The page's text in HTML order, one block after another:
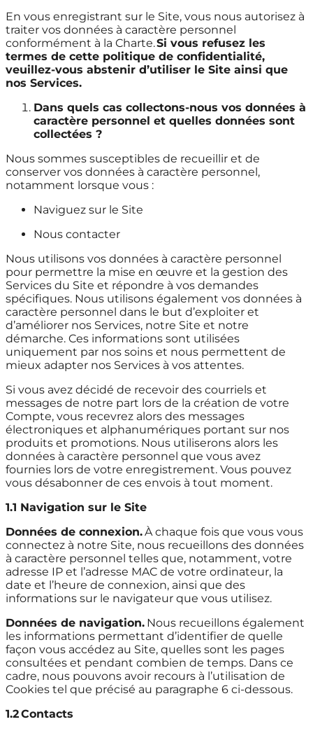
En vous enregistrant sur le Site, vous nous autorisez à
traiter vos données à caractère personnel
conformément à la Charte.Si vous refusez les
termes de cette politique de confidentialité,
veuillez-vous abstenir d’utiliser le Site ainsi que
nos Services.
Dans quels cas collectons-nous vos données à
caractère personnel et quelles données sont
collectées ?
Nous sommes susceptibles de recueillir et de
conserver vos données à caractère personnel,
notamment lorsque vous :
Naviguez sur le Site
Nous contacter
Nous utilisons vos données à caractère personnel
pour permettre la mise en œuvre et la gestion des
Services du Site et répondre à vos demandes
spécifiques. Nous utilisons également vos données à
caractère personnel dans le but d’exploiter et
d’améliorer nos Services, notre Site et notre
démarche. Ces informations sont utilisées
uniquement par nos soins et nous permettent de
mieux adapter nos Services à vos attentes.
Si vous avez décidé de recevoir des courriels et
messages de notre part lors de la création de votre
Compte, vous recevrez alors des messages
électroniques et alphanumériques portant sur nos
produits et promotions. Nous utiliserons alors les
données à caractère personnel que vous avez
fournies lors de votre enregistrement. Vous pouvez
vous désabonner de ces envois à tout moment.
1.1 Navigation sur le Site
Données de connexion.À chaque fois que vous vous
connectez à notre Site, nous recueillons des données
à caractère personnel telles que, notamment, votre
adresse IP et l’adresse MAC de votre ordinateur, la
date et l’heure de connexion, ainsi que des
informations sur le navigateur que vous utilisez.
Données de navigation. Nous recueillons également
les informations permettant d’identifier de quelle
façon vous accédez au Site, quelles sont les pages
consultées et pendant combien de temps. Dans ce
cadre, nous pouvons avoir recours à l’utilisation de
Cookies tel que précisé au paragraphe 6 ci-dessous.
1.2Contacts